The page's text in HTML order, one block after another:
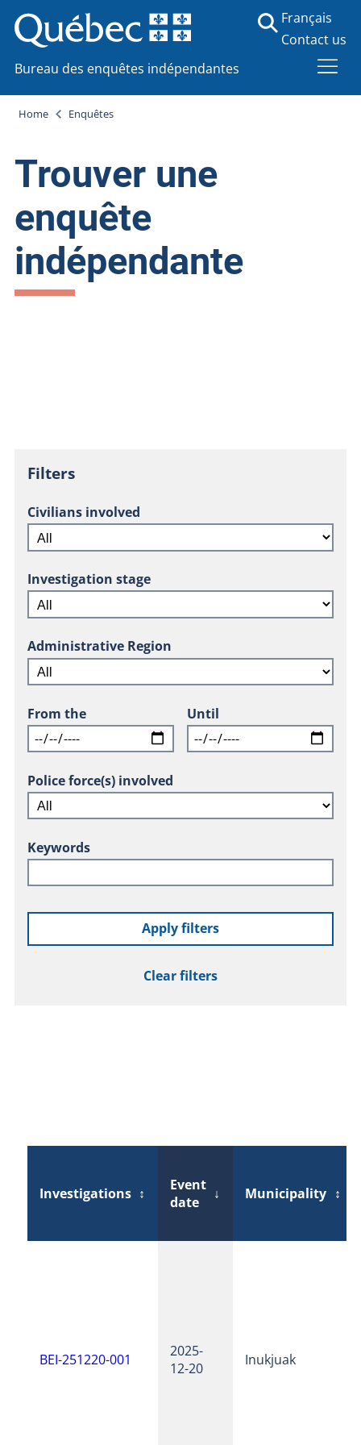
Bureau des enquêtes indépendantes
Français
Contact us
Home Enquêtes
Trouver une
enquête
indépendante
Filters
Civilians involved
Investigation stage
Administrative Region
From the Until
Police force(s) involved
Keywords
Apply filters
Clear filters
Investigations ↕
Event
date
↓ Municipality ↕
BEI-251220-001
2025-
12-20
Inukjuak